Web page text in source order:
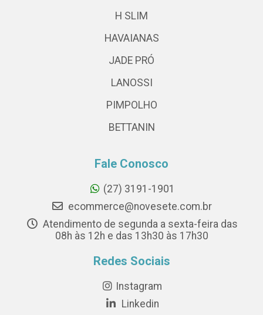
H SLIM
HAVAIANAS
JADE PRÓ
LANOSSI
PIMPOLHO
BETTANIN
Fale Conosco
(27) 3191-1901
ecommerce@novesete.com.br
Atendimento de segunda a sexta-feira das
08h às 12h e das 13h30 às 17h30
Redes Sociais
Instagram
Linkedin